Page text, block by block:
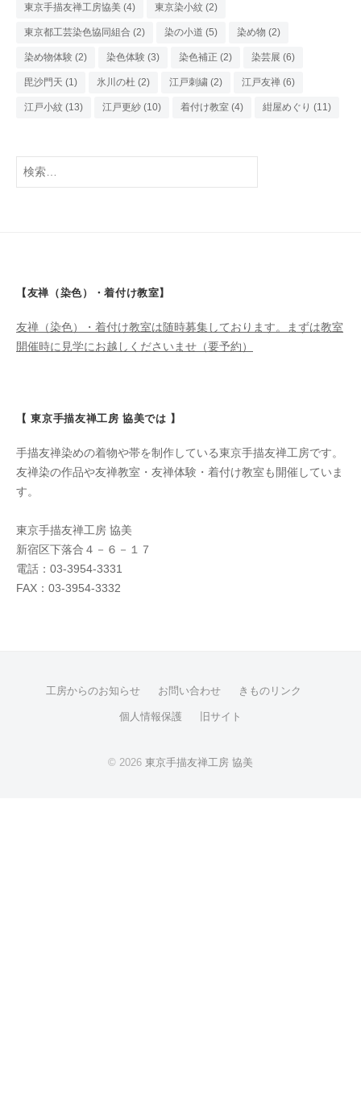
東京手描友禅工房協美 (4) 東京染小紋 (2)
東京都工芸染色協同組合 (2) 染の小道 (5) 染め物 (2)
染め物体験 (2) 染色体験 (3) 染色補正 (2) 染芸展 (6)
毘沙門天 (1) 氷川の杜 (2) 江戸刺繍 (2) 江戸友禅 (6)
江戸小紋 (13) 江戸更紗 (10) 着付け教室 (4) 紺屋めぐり (11)
検
索:
【友禅（染色）・着付け教室】
友禅（染色）・着付け教室は随時募集しております。まずは教室
開催時に見学にお越しくださいませ（要予約）
【 東京手描友禅工房 協美では 】
手描友禅染めの着物や帯を制作している東京手描友禅工房です。
友禅染の作品や友禅教室・友禅体験・着付け教室も開催していま
す。
東京手描友禅工房 協美
新宿区下落合４－６－１７
電話：03-3954-3331
FAX：03-3954-3332
工房からのお知らせ お問い合わせ きものリンク
個人情報保護 旧サイト
© 2026 東京手描友禅工房 協美